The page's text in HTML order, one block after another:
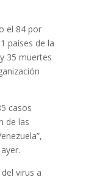
el 84 por
países de la
35 muertes
casos
de las
virus a